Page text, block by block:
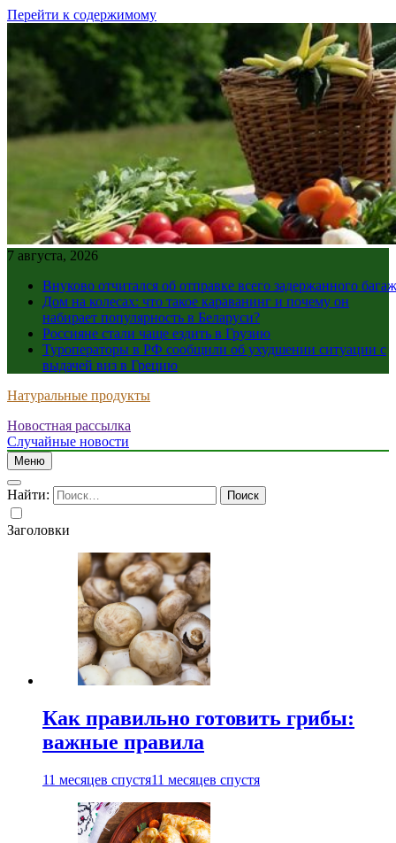
Перейти к содержимому
7 августа, 2026
Внуково отчитался об отправке всего задержанного
Дом на колесах: что такое караванинг и почему он
набирает популярность в Беларуси?
Россияне стали чаще ездить в Грузию
Туроператоры в РФ сообщили об ухудшении ситуации с
выдачей виз в Грецию
Натуральные продукты
Новостная рассылка
Случайные новости
Меню
Найти:
Заголовки
Как правильно готовить грибы:
важные правила
11 месяцев спустя11 месяцев спустя